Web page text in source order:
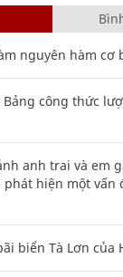
nguyên hàm cơ
Bảng công thức
anh trai và em
hiện một vấn
biển Tà Lơn của